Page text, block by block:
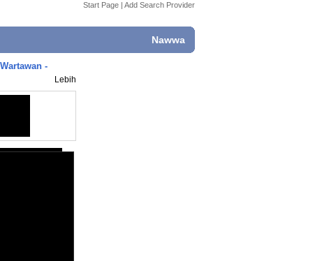
Start Page | Add Search Provider
Nawwa
-
Lebih